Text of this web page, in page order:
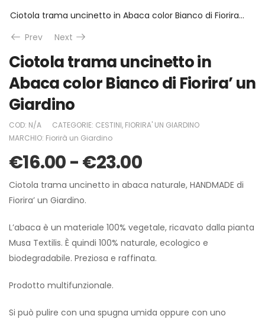
Ciotola trama uncinetto in Abaca color Bianco di Fiorira’ un Giardino
Prev
Next
Ciotola trama uncinetto in
Abaca color Bianco di Fiorira’ un
Giardino
COD: N/A CATEGORIE: CESTINI, FIORIRA' UN GIARDINO
MARCHIO: Fiorirà un Giardino
€16.00-€23.00
Ciotola trama uncinetto in abaca naturale, HANDMADE di
Fiorira’ un Giardino.
L’abaca è un materiale 100% vegetale, ricavato dalla pianta
Musa Textilis. È quindi 100% naturale, ecologico e
biodegradabile. Preziosa e raffinata.
Prodotto multifunzionale.
Si può pulire con una spugna umida oppure con uno